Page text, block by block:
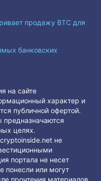
продажу BTC для
банковских
на сайте
характер и
публичной офертой.
предназначаются
целях.
не
портала не несет
понесли или могут
прочтения материалов